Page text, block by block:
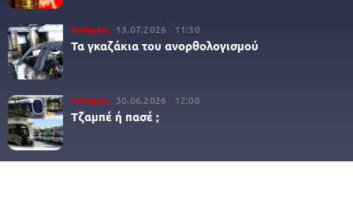
Απόψεις 13.07.2026 11:30
Τα γκαζάκια του ανορθολογισμού
Απόψεις 30.06.2026 12:00
Τζαμπέ ή πασέ ;